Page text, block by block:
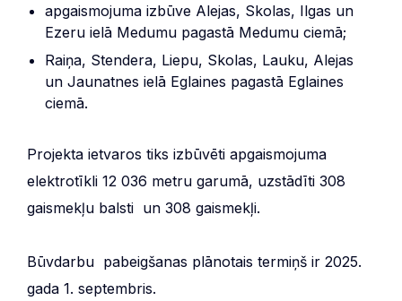
apgaismojuma izbūve Alejas, Skolas, Ilgas un
Ezeru ielā Medumu pagastā Medumu ciemā;
Raiņa, Stendera, Liepu, Skolas, Lauku, Alejas
un Jaunatnes ielā Eglaines pagastā Eglaines
ciemā.
Projekta ietvaros tiks izbūvēti apgaismojuma
elektrotīkli 12 036 metru garumā, uzstādīti 308
gaismekļu balsti un 308 gaismekļi.
Būvdarbu pabeigšanas plānotais termiņš ir 2025.
gada 1. septembris.